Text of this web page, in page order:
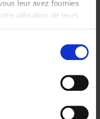
leur avez fournies
utilisation de leurs
like a